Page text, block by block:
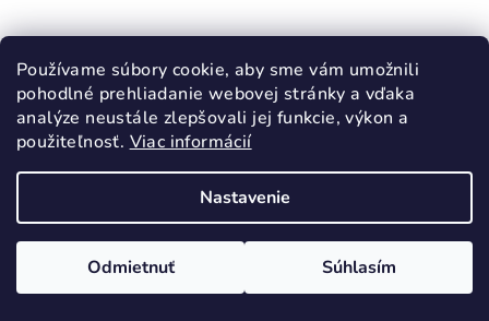
Používame súbory cookie, aby sme vám umožnili
pohodlné prehliadanie webovej stránky a vďaka
analýze neustále zlepšovali jej funkcie, výkon a
použiteľnosť. Viac informácií
Nastavenie
Odmietnuť Súhlasím